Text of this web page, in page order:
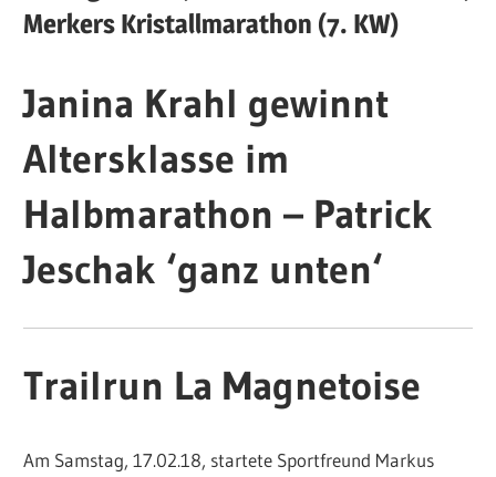
Merkers Kristallmarathon (7. KW)
Janina Krahl gewinnt
Altersklasse im
Halbmarathon – Patrick
Jeschak ‘ganz unten‘
Trailrun La Magnetoise
Am Samstag, 17.02.18, startete Sportfreund Markus